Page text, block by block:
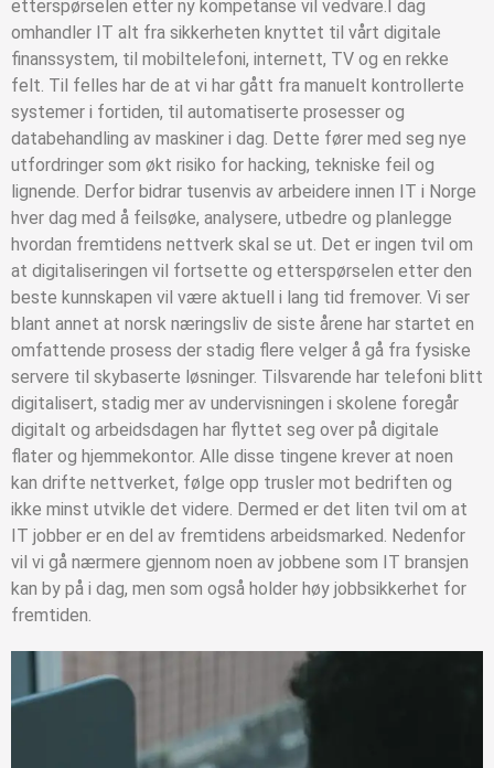
etterspørselen etter ny kompetanse vil vedvare. I dag
omhandler IT alt fra sikkerheten knyttet til vårt digitale
finanssystem, til mobiltelefoni, internett, TV og en rekke
felt. Til felles har de at vi har gått fra manuelt kontrollerte
systemer i fortiden, til automatiserte prosesser og
databehandling av maskiner i dag. Dette fører med seg nye
utfordringer som økt risiko for hacking, tekniske feil og
lignende. Derfor bidrar tusenvis av arbeidere innen IT i Norge
hver dag med å feilsøke, analysere, utbedre og planlegge
hvordan fremtidens nettverk skal se ut. Det er ingen tvil om
at digitaliseringen vil fortsette og etterspørselen etter den
beste kunnskapen vil være aktuell i lang tid fremover. Vi ser
blant annet at norsk næringsliv de siste årene har startet en
omfattende prosess der stadig flere velger å gå fra fysiske
servere til skybaserte løsninger. Tilsvarende har telefoni blitt
digitalisert, stadig mer av undervisningen i skolene foregår
digitalt og arbeidsdagen har flyttet seg over på digitale
flater og hjemmekontor. Alle disse tingene krever at noen
kan drifte nettverket, følge opp trusler mot bedriften og
ikke minst utvikle det videre. Dermed er det liten tvil om at
IT jobber er en del av fremtidens arbeidsmarked. Nedenfor
vil vi gå nærmere gjennom noen av jobbene som IT bransjen
kan by på i dag, men som også holder høy jobbsikkerhet for
fremtiden.